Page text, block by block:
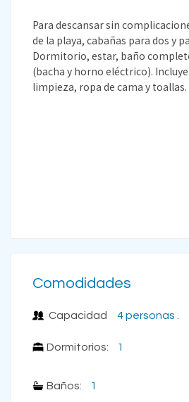
Para descansar sin
de la playa, cabañas para dos y
Dormitorio, estar, baño
(bacha y horno eléctrico).
limpieza, ropa de cama y toallas.
Comodidades
Capacidad
Dormitorios:
4 personas .
1
Baños: 1